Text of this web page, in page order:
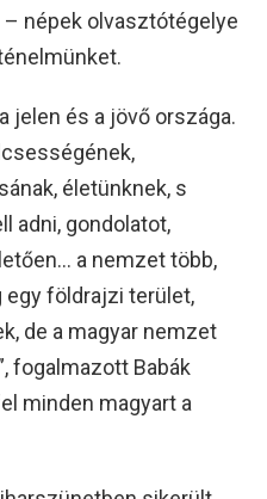
népek olvasztótégelye
jelen és a jövő országa.
életünknek, s
adni, gondolatot,
a nemzet több,
egy földrajzi terület,
de a magyar nemzet
fogalmazott Babák
minden magyart a